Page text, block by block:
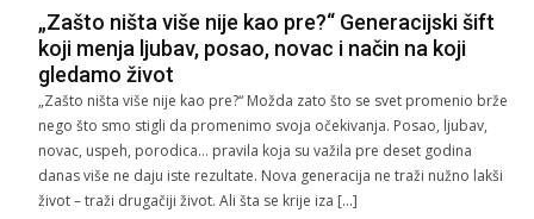
„Zašto ništa više nije kao pre?“ Generacijski šift
koji menja ljubav, posao, novac i način na koji
gledamo život
„Zašto ništa više nije kao pre?“ Možda zato što se svet promenio brže
nego što smo stigli da promenimo svoja očekivanja. Posao, ljubav,
novac, uspeh, porodica… pravila koja su važila pre deset godina
danas više ne daju iste rezultate. Nova generacija ne traži nužno lakši
život – traži drugačiji život. Ali šta se krije iza […]